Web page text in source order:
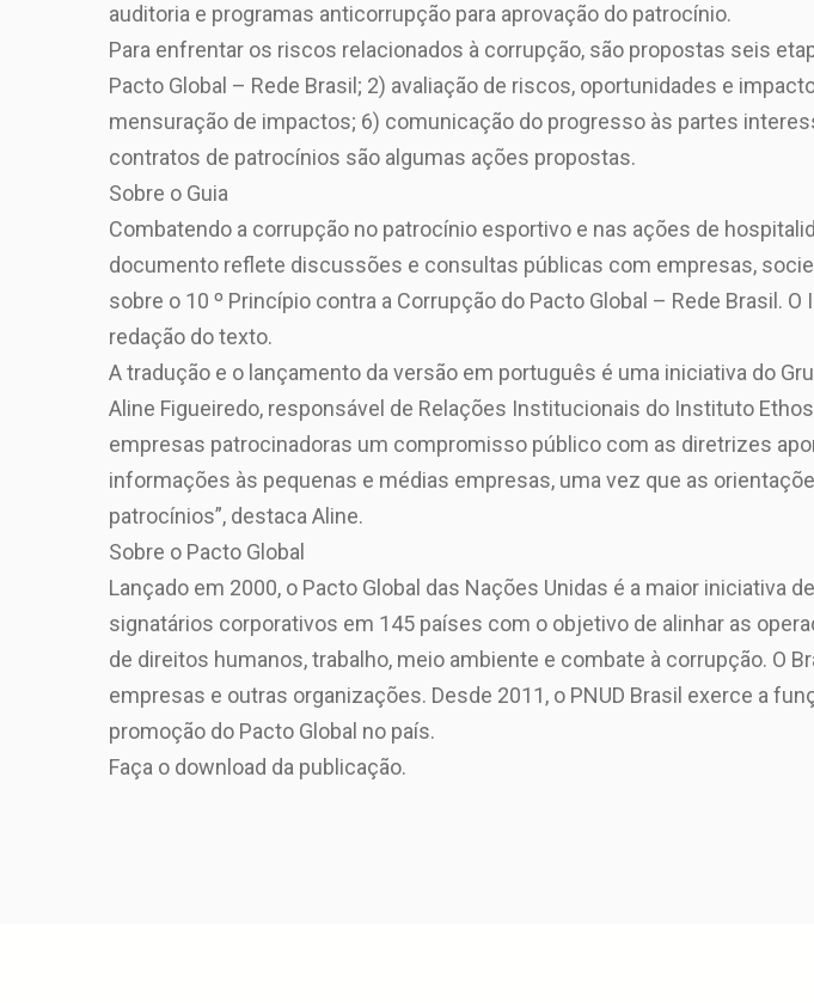
auditoria e programas anticorrupção para aprovação do patrocínio.
Para enfrentar os riscos relacionados à corrupção, são propostas seis
Pacto Global – Rede Brasil; 2) avaliação de riscos, oportunidades e
mensuração de impactos; 6) comunicação do progresso às partes
contratos de patrocínios são algumas ações propostas.
Sobre o Guia
Combatendo a corrupção no patrocínio esportivo e nas ações de
documento reflete discussões e consultas públicas com empresas,
sobre o 10 º Princípio contra a Corrupção do Pacto Global – Rede Brasil.
redação do texto.
A tradução e o lançamento da versão em português é uma iniciativa do
Aline Figueiredo, responsável de Relações Institucionais do Instituto
empresas patrocinadoras um compromisso público com as diretrizes
informações às pequenas e médias empresas, uma vez que as
patrocínios”, destaca Aline.
Sobre o Pacto Global
Lançado em 2000, o Pacto Global das Nações Unidas é a maior iniciativa
signatários corporativos em 145 países com o objetivo de alinhar as
de direitos humanos, trabalho, meio ambiente e combate à corrupção. O
empresas e outras organizações. Desde 2011, o PNUD Brasil exerce a
promoção do Pacto Global no país.
Faça o download da publicação.